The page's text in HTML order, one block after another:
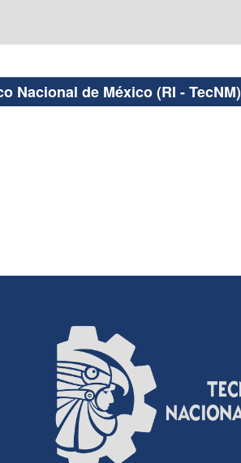
Nacional de México (RI - TecNM)